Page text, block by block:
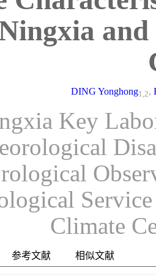
DING Yonghong1,2,
Key
Climate
参考文献 相似文献